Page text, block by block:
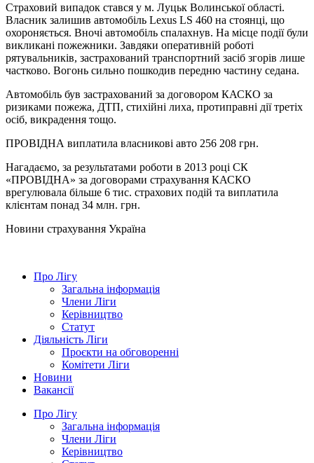
Страховий випадок стався у м. Луцьк Волинської області.
Власник залишив автомобіль Lexus LS 460 на стоянці, що
охороняється. Вночі автомобіль спалахнув. На місце події були
викликані пожежники. Завдяки оперативній роботі
рятувальників, застрахований транспортний засіб згорів лише
частково. Вогонь сильно пошкодив передню частину седана.
Автомобіль був застрахований за договором КАСКО за
ризиками пожежа, ДТП, стихійні лиха, протиправні дії третіх
осіб, викрадення тощо.
ПРОВІДНА виплатила власникові авто 256 208 грн.
Нагадаємо, за результатами роботи в 2013 році СК
«ПРОВІДНА» за договорами страхування КАСКО
врегулювала більше 6 тис. страхових подій та виплатила
клієнтам понад 34 млн. грн.
Новини страхування Україна
Про Лігу
Загальна інформація
Члени Ліги
Керівництво
Статут
Діяльність Ліги
Проєкти на обговоренні
Комітети Ліги
Новини
Вакансії
Про Лігу
Загальна інформація
Члени Ліги
Керівництво